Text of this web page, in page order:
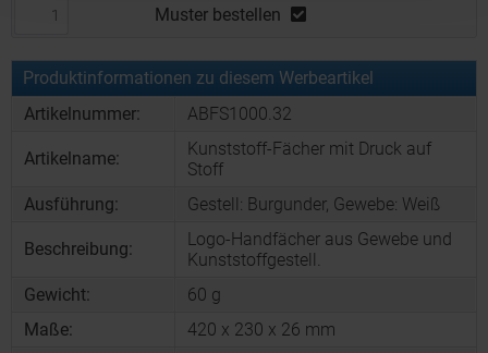
Muster bestellen
Produktinformationen zu diesem Werbeartikel
Artikelnummer:
ABFS1000.32
Artikelname:
Kunststoff-Fächer mit Druck auf
Stoff
Ausführung:
Gestell: Burgunder, Gewebe: Weiß
Beschreibung:
Logo-Handfächer aus Gewebe und
Kunststoffgestell.
Gewicht:
60 g
Maße:
420 x 230 x 26 mm